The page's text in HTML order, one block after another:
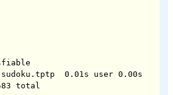
sudoku.tptp  0.01s user 0.00s
total